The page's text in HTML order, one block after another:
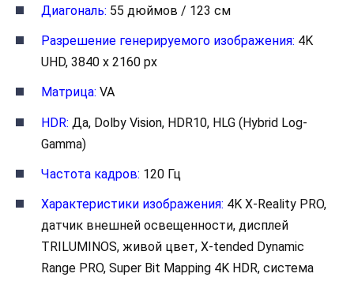
Диагональ: 55 дюймов / 123 см
Разрешение генерируемого изображения: 4K
UHD, 3840 x 2160 px
Матрица: VA
HDR: Да, Dolby Vision, HDR10, HLG (Hybrid Log-
Gamma)
Частота кадров: 120 Гц
Характеристики изображения: 4K X-Reality PRO,
датчик внешней освещенности, дисплей
TRILUMINOS, живой цвет, X-tended Dynamic
Range PRO, Super Bit Mapping 4K HDR, система